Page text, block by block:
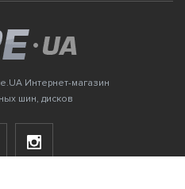
Интернет-магазин
шин, дисков